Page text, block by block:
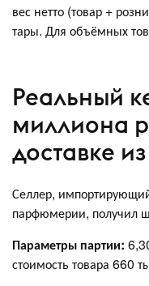
вес нетто (товар +
тары. Для объёмных
Реальный
миллиона
доставке
Селлер,
парфюмерии, получил
Параметры партии:
стоимость товара 660